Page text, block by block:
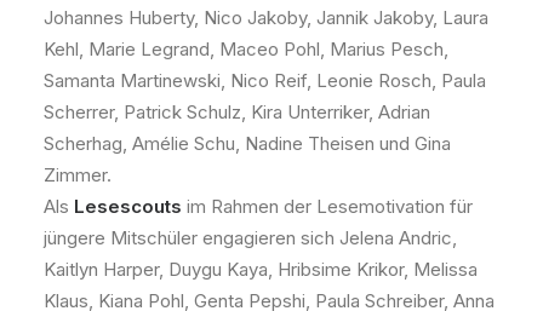
Johannes Huberty, Nico Jakoby, Jannik Jakoby, Laura
Kehl, Marie Legrand, Maceo Pohl, Marius Pesch,
Samanta Martinewski, Nico Reif, Leonie Rosch, Paula
Scherrer, Patrick Schulz, Kira Unterriker, Adrian
Scherhag, Amélie Schu, Nadine Theisen und Gina
Zimmer.
Als Lesescouts im Rahmen der Lesemotivation für
jüngere Mitschüler engagieren sich Jelena Andric,
Kaitlyn Harper, Duygu Kaya, Hribsime Krikor, Melissa
Klaus, Kiana Pohl, Genta Pepshi, Paula Schreiber, Anna